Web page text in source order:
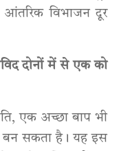
विभाजन दूर
दोनों में से एक को
एक अच्छा बाप भी
बन सकता है। यह इस